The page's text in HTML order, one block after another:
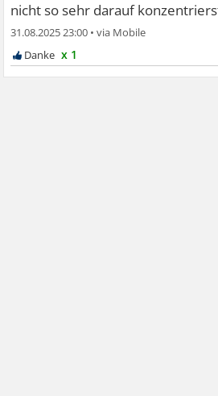
nicht so sehr darauf
31.08.2025 23:00 •
x 1